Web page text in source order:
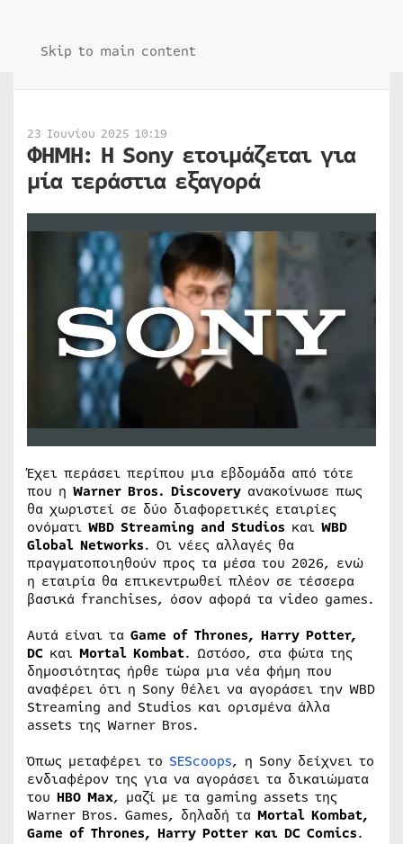
Skip to main content
23 Ιουνίου 2025 10:19
ΦΗΜΗ: Η Sony ετοιμάζεται για
μία τεράστια εξαγορά
Έχει περάσει περίπου μια εβδομάδα από τότε
που η Warner Bros. Discovery ανακοίνωσε πως
θα χωριστεί σε δύο διαφορετικές εταιρίες
ονόματι WBD Streaming and Studios και WBD
Global Networks. Οι νέες αλλαγές θα
πραγματοποιηθούν προς τα μέσα του 2026, ενώ
η εταιρία θα επικεντρωθεί πλέον σε τέσσερα
βασικά franchises, όσον αφορά τα video games.
Αυτά είναι τα Game of Thrones, Harry Potter,
DC και Mortal Kombat. Ωστόσο, στα φώτα της
δημοσιότητας ήρθε τώρα μια νέα φήμη που
αναφέρει ότι η Sony θέλει να αγοράσει την WBD
Streaming and Studios και ορισμένα άλλα
assets της Warner Bros.
Όπως μεταφέρει το SEScoops, η Sony δείχνει το
ενδιαφέρον της για να αγοράσει τα δικαιώματα
του HBO Max, μαζί με τα gaming assets της
Warner Bros. Games, δηλαδή τα Mortal Kombat,
Game of Thrones, Harry Potter και DC Comics.